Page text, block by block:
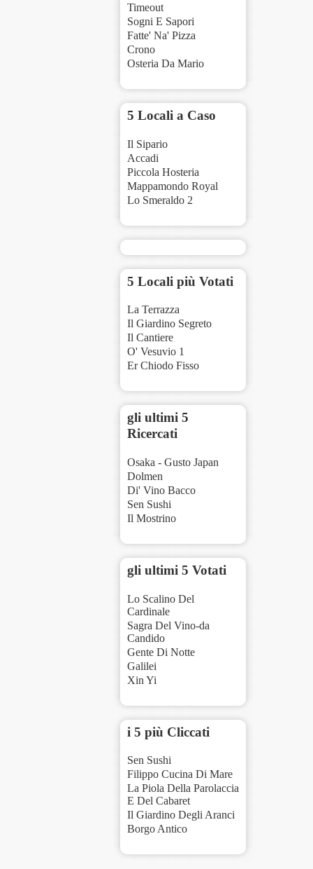
Timeout
Sogni E Sapori
Fatte' Na' Pizza
Crono
Osteria Da Mario
5 Locali a Caso
Il Sipario
Accadi
Piccola Hosteria
Mappamondo Royal
Lo Smeraldo 2
5 Locali più Votati
La Terrazza
Il Giardino Segreto
Il Cantiere
O' Vesuvio 1
Er Chiodo Fisso
gli ultimi 5
Ricercati
Osaka - Gusto Japan
Dolmen
Di' Vino Bacco
Sen Sushi
Il Mostrino
gli ultimi 5 Votati
Lo Scalino Del
Cardinale
Sagra Del Vino-da
Candido
Gente Di Notte
Galilei
Xin Yi
i 5 più Cliccati
Sen Sushi
Filippo Cucina Di Mare
La Piola Della Parolaccia
E Del Cabaret
Il Giardino Degli Aranci
Borgo Antico